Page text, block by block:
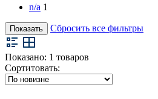
n/a 1
Показать Сбросить все фильтры
Показано: 1 товаров
Сортитовать: